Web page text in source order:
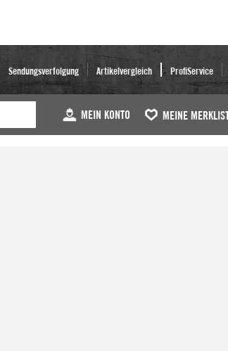
Sendungsverfolgung Artikelvergleich ProfiService
MEIN KONTO MEINE